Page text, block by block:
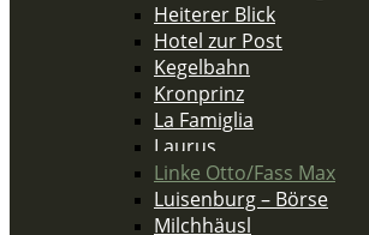
Heiterer Blick
Hotel zur Post
Kegelbahn
Kronprinz
La Famiglia
Laurus
Linke Otto/Fass Max
Luisenburg – Börse
Milchhäusl